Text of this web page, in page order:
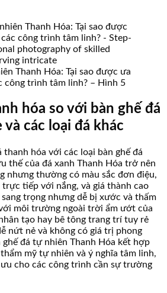
Thanh Hóa: Tại sao được ưa
công trình tâm linh? – Hình 5
hóa so với bàn ghế đá
các loại đá khác
thanh hóa với các loại bàn ghế đá
thế của đá xanh Thanh Hóa trở nên
nhưng thường có màu sắc đơn điệu,
tiếp với nắng, và giá thành cao
trọng nhưng dễ bị xước và thấm
môi trường ngoài trời ẩm ướt của
tạo hay bê tông trang trí tuy rẻ
nứt nẻ và không có giá trị phong
ghế đá tự nhiên Thanh Hóa kết hợp
mỹ tự nhiên và ý nghĩa tâm linh,
cho các công trình cần sự trường